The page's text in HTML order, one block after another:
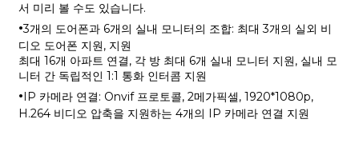
서 미리 볼 수도 있습니다.
·3개의 도어폰과 6개의 실내 모니터의 조합: 최대 3개의 실외 비
디오 도어폰 지원, 지원
최대 16개 아파트 연결, 각 방 최대 6개 실내 모니터 지원, 실내 모
니터 간 독립적인 1:1 통화 인터콤 지원
·IP 카메라 연결: Onvif 프로토콜, 2메가픽셀, 1920*1080p,
H.264 비디오 압축을 지원하는 4개의 IP 카메라 연결 지원